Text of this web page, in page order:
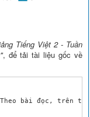
Tiếng Việt 2 - Tuần
, để tải tài liệu gốc về
Theo bài đọc, trên